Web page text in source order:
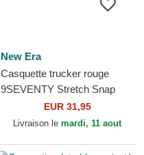
New Era
Casquette trucker rouge
9SEVENTY Stretch Snap
Evergreen Kansas City
Chiefs NFL New Era
EUR 31,95
Livraison le mardi, 11 aout